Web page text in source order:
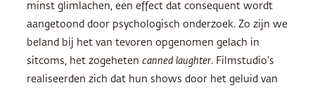
minst glimlachen, een effect dat consequent wordt
aangetoond door psychologisch onderzoek. Zo zijn we
beland bij het van tevoren opgenomen gelach in
sitcoms, het zogeheten canned laughter. Filmstudio’s
realiseerden zich dat hun shows door het geluid van